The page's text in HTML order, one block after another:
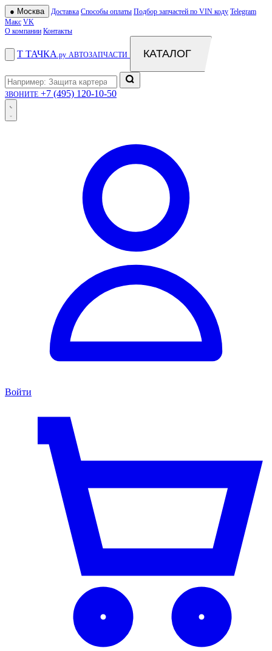
● Москва Доставка Способы оплаты Подбор запчастей по VIN коду Telegram
Макс VK
О компании Контакты
Т ТАЧКА .ру АВТОЗАПЧАСТИ КАТАЛОГ
ЗВОНИТЕ +7 (495) 120-10-50
Войти